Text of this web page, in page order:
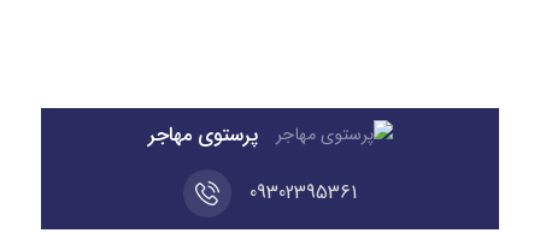
پرستوی مهاجر
09302395361